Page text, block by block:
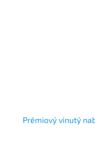
Prémiový vinutý